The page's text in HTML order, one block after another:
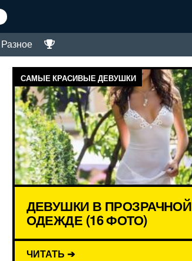
Разное
САМЫЕ КРАСИВЫЕ ДЕВУШКИ
ДЕВУШКИ В ПРОЗРАЧНОЙ
ОДЕЖДЕ (16 ФОТО)
ЧИТАТЬ ➔